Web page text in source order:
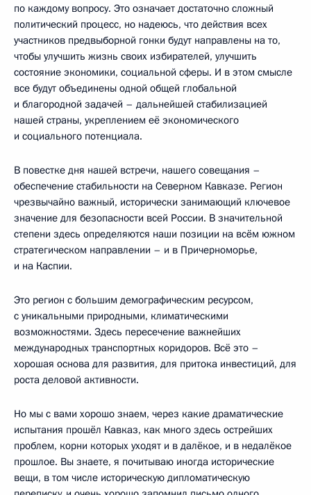
по каждому вопросу. Это означает достаточно сложный
политический процесс, но надеюсь, что действия всех
участников предвыборной гонки будут направлены на то,
чтобы улучшить жизнь своих избирателей, улучшить
состояние экономики, социальной сферы. И в этом смысле
все будут объединены одной общей глобальной
и благородной задачей – дальнейшей стабилизацией
нашей страны, укреплением её экономического
и социального потенциала.
В повестке дня нашей встречи, нашего совещания –
обеспечение стабильности на Северном Кавказе. Регион
чрезвычайно важный, исторически занимающий ключевое
значение для безопасности всей России. В значительной
степени здесь определяются наши позиции на всём южном
стратегическом направлении – и в Причерноморье,
и на Каспии.
Это регион с большим демографическим ресурсом,
с уникальными природными, климатическими
возможностями. Здесь пересечение важнейших
международных транспортных коридоров. Всё это –
хорошая основа для развития, для притока инвестиций, для
роста деловой активности.
Но мы с вами хорошо знаем, через какие драматические
испытания прошёл Кавказ, как много здесь острейших
проблем, корни которых уходят и в далёкое, и в недалёкое
прошлое. Вы знаете, я почитываю иногда исторические
вещи, в том числе историческую дипломатическую